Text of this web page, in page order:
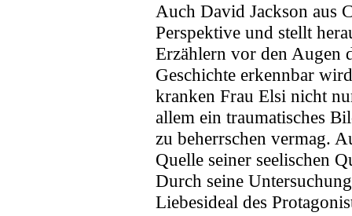
Auch David Jackson aus
Perspektive und stellt
Erzählern vor den Augen
Geschichte erkennbar
kranken Frau Elsi nicht
allem ein traumatisches
zu beherrschen vermag.
Quelle seiner seelischen
Durch seine
Liebesideal des